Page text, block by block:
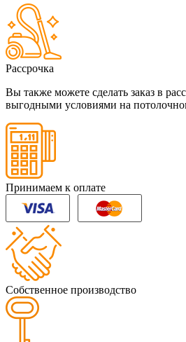
Рассрочка
Вы также можете сделать заказ в
выгодными условиями на
Принимаем к оплате
Собственное производство